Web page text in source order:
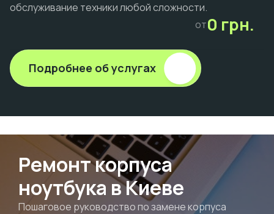
обслуживание техники любой сложности.
от0 грн.
Подробнее об услугах
Ремонт корпуса
ноутбука в Киеве
Пошаговое руководство по замене корпуса